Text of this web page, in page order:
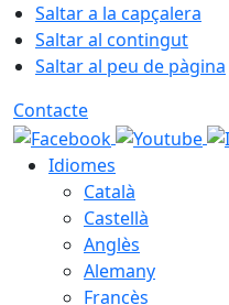
Saltar a la capçalera
Saltar al contingut
Saltar al peu de pàgina
Contacte
Idiomes
Català
Castellà
Anglès
Alemany
Francès